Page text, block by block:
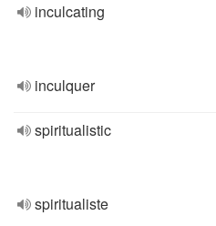
inculcating
inculquer
spiritualistic
spiritualiste